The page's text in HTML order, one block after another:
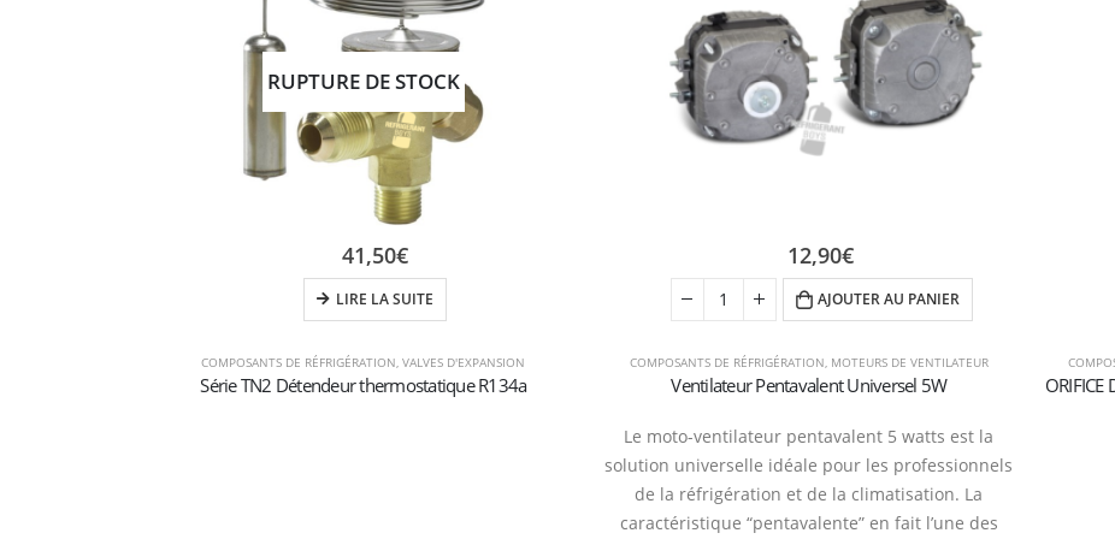
RUPTURE DE STOCK
COMPOSANTS DE RÉFRIGÉRATION ,VALVES D'EXPANSION
Série TN2 Détendeur thermostatique R134a
41,50€
LIRE LA SUITE
COMPOSANTS DE RÉFRIGÉRATION MOTEURS DE VENTILATEUR
Ventilateur Pentavalent Universel 5W
Le moto-ventilateur pentavalent 5 watts est la
solution universelle idéale pour les professionnels
de la réfrigération et de la climatisation. La
caractéristique “pentavalente” en fait l’une des
12,90€
AJOUTER AU PANIER
ORIFICE